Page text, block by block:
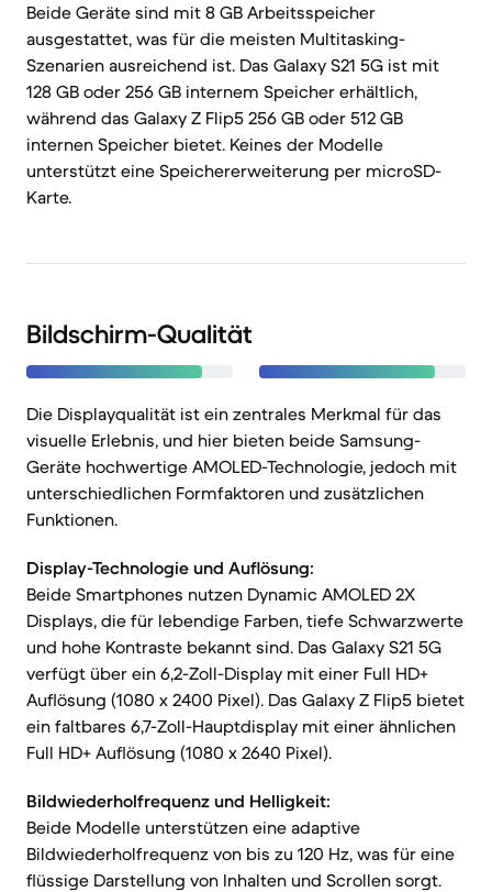
Beide Geräte sind mit 8 GB Arbeitsspeicher
ausgestattet, was für die meisten Multitasking-
Szenarien ausreichend ist. Das Galaxy S21 5G ist mit
128 GB oder 256 GB internem Speicher erhältlich,
während das Galaxy Z Flip5 256 GB oder 512 GB
internen Speicher bietet. Keines der Modelle
unterstützt eine Speichererweiterung per microSD-
Karte.
Bildschirm-Qualität
Die Displayqualität ist ein zentrales Merkmal für das
visuelle Erlebnis, und hier bieten beide Samsung-
Geräte hochwertige AMOLED-Technologie, jedoch mit
unterschiedlichen Formfaktoren und zusätzlichen
Funktionen.
Display-Technologie und Auflösung:
Beide Smartphones nutzen Dynamic AMOLED 2X
Displays, die für lebendige Farben, tiefe Schwarzwerte
und hohe Kontraste bekannt sind. Das Galaxy S21 5G
verfügt über ein 6,2-Zoll-Display mit einer Full HD+
Auflösung (1080 x 2400 Pixel). Das Galaxy Z Flip5 bietet
ein faltbares 6,7-Zoll-Hauptdisplay mit einer ähnlichen
Full HD+ Auflösung (1080 x 2640 Pixel).
Bildwiederholfrequenz und Helligkeit:
Beide Modelle unterstützen eine adaptive
Bildwiederholfrequenz von bis zu 120 Hz, was für eine
flüssige Darstellung von Inhalten und Scrollen sorgt.